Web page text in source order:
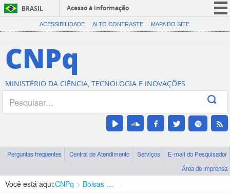
BRASIL
Acesso à informação
CORONAVÍRUS (COVID-19)
Canais
ACESSIBILIDADE ALTO CONTRASTE MAPA DO SITE
CNPq
MINISTÉRIO DA CIÊNCIA, TECNOLOGIA E INOVAÇÕES
Perguntas frequentes Central de Atendimento Serviços
E-mail do Pesquisador
Área de imprensa
Você está aqui:CNPq Bolsas e Auxílios Vigentes